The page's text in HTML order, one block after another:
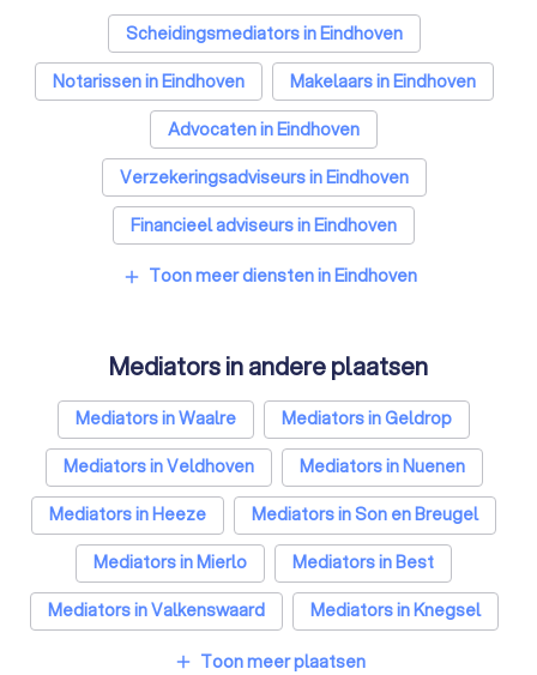
Scheidingsmediators in Eindhoven
Notarissen in Eindhoven
Makelaars in Eindhoven
Advocaten in Eindhoven
Verzekeringsadviseurs in Eindhoven
Financieel adviseurs in Eindhoven
Coaches in Eindhoven
Rijscholen in Eindhoven
Psychologen in Eindhoven
Belastingadviseurs in Eindhoven
Hypotheekadviseurs in Eindhoven
Personal trainers in Eindhoven
Diëtisten in Eindhoven
add Toon meer diensten in Eindhoven
Mediators in andere plaatsen
Mediators in Waalre
Mediators in Geldrop
Mediators in Veldhoven
Mediators in Nuenen
Mediators in Heeze
Mediators in Son en Breugel
Mediators in Mierlo
Mediators in Best
Mediators in Valkenswaard
Mediators in Knegsel
Mediators in Amsterdam
Mediators in Rotterdam
add Toon meer plaatsen